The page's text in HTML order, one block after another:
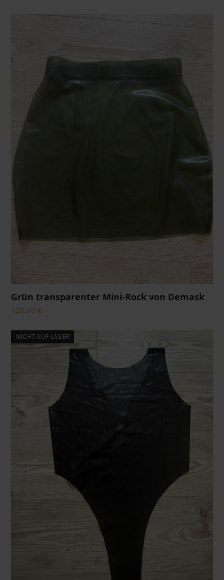
Grün transparenter Mini-Rock von Demask
120,00 €
NICHT AUF LAGER